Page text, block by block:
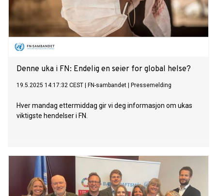
Denne uka i FN: Endelig en seier for global helse?
19.5.2025 14:17:32 CEST FN-sambandet Pressemelding
Hver mandag ettermiddag gir vi deg informasjon om ukas
viktigste hendelser i FN.